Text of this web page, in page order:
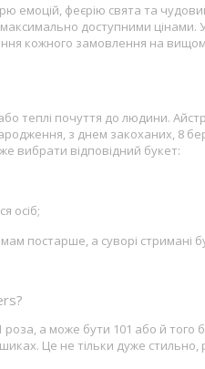
феєрію свята та
максимально доступними
кожного замовлення на
теплі почуття до людини.
з днем закоханих, 8
вибрати відповідний букет:
осіб;
постарше, а суворі стримані
а може бути 101 або й
Це не тільки дуже